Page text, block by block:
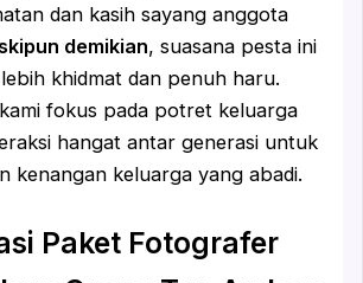
dan kasih sayang anggota
demikian, suasana pesta ini
khidmat dan penuh haru.
fokus pada potret keluarga
hangat antar generasi untuk
kenangan keluarga yang abadi.
Paket Fotografer